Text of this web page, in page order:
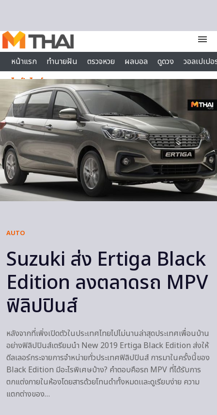
menu
หน้าแรก
ทำนายฝัน ตรวจหวย ผลบอล ดูดวง
วอลเปเป
ไลฟ์สไตล์
AUTO
Suzuki ส่ง Ertiga Black
Edition ลงตลาดรถ MPV
ฟิลิปปินส์
หลังจากที่เพิ่งเปิดตัวในประเทศไทยไปไม่นานล่าสุดประเทศเพื่อนบ้าน
อย่างฟิลิปปินส์เตรียมนำ New 2019 Ertiga Black Edition ส่งให้
ดีลเลอร์กระจายการจำหน่ายทั่วประเทศฟิลิปปินส์ การมาในครั้งนี้ของ
Black Edition มีอะไรพิเศษบ้าง? คำตอบคือรถ MPV ที่ได้รับการ
ตกแต่งภายในห้องโดยสารด้วยโทนดำทั้งหมดเเละดูเรียบง่าย ความ
แตกต่างของ…